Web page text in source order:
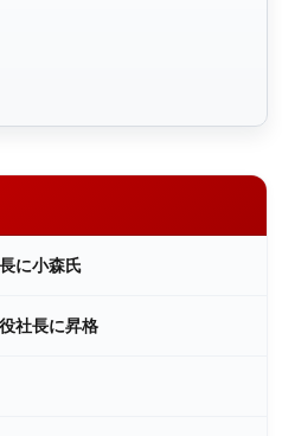
に小森氏
社長に昇格